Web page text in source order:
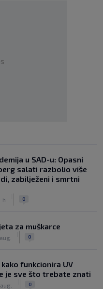
u SAD-u: Opasni
salati razbolio više
zabilježeni i smrtni
h 0
za muškarce
0
funkcionira UV
je sve što trebate znati
0